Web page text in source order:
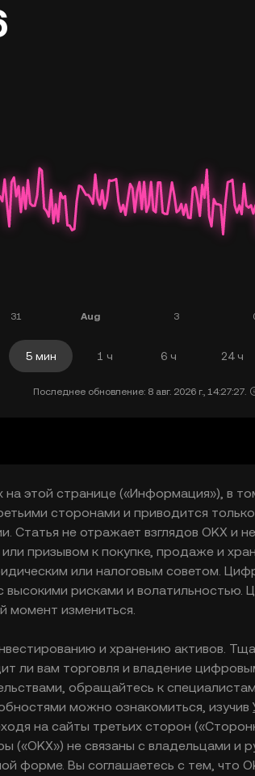
5 мин 1 ч 6 ч 24 ч
Последнее обновление: 8 авг. 2026 г., 14:27:27.
этой странице («Информация»), в
сторонами и приводится
Статья не отражает взглядов OKX и
призывом к покупке, продаже и
или налоговым советом.
высокими рисками и волатильностью.
момент измениться.
и хранению активов.
ли вам торговля и владение
обращайтесь к
можно ознакомиться, изучив
на сайты третьих сторон
(«OKX») не связаны с владельцами и
форме. Вы соглашаетесь с тем, что